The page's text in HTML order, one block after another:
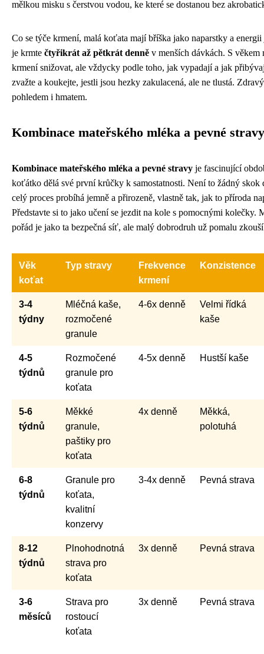
mělkou misku s čerstvou vodou, ke které se dostanou bez
Co se týče krmení, malá koťata mají bříška jako naparstky a
je krmte čtyřikrát až pětkrát denně v menších dávkách. S věkem
krmení snižovat, ale vždycky podle toho, jak vypadají a jak
zvažte a koukejte, jestli jsou hezky zakulacená, ale ne tlustá.
pohledem i hmatem.
Kombinace mateřského mléka a pevné stravy
Kombinace mateřského mléka a pevné stravy je fascinující
koťátko dělá své první krůčky k samostatnosti. Není to žádný skok
celý proces probíhá jemně a přirozeně, vlastně tak, jak to příroda
Představte si to jako učení se jezdit na kole s pomocnými kolečky.
pořád je jako ta bezpečná síť, ale malý dobrodruh už pomalu
Věk
koťat
Typ stravy
Frekvence
krmení
Konzistence
3-4
týdny
Mléčná kaše,
rozmočené
granule
4-6x denně
Velmi řídká
kaše
4-5
týdnů
Rozmočené
granule pro
koťata
4-5x denně Hustší kaše
5-6
týdnů
Měkké
granule,
paštiky pro
koťata
4x denně
Měkká,
polotuhá
6-8
týdnů
Granule pro
koťata,
kvalitní
konzervy
3-4x denně Pevná strava
8-12
týdnů
Plnohodnotná
strava pro
koťata
3x denně Pevná strava
3-6
měsíců
Strava pro
rostoucí
koťata
3x denně Pevná strava